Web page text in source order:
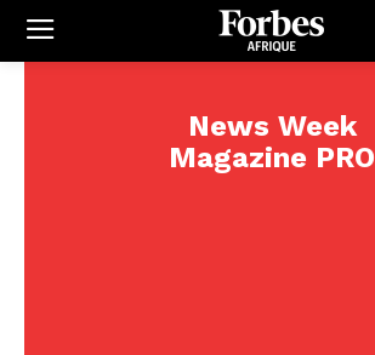
News Week
Magazine PRO